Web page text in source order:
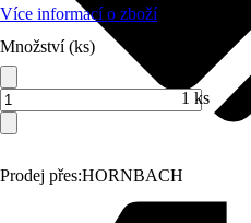
Prodej přes:HORNBACH
Více informací o zboží
Množství (ks)
1 ks